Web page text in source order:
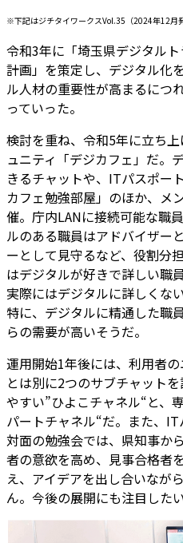
※下記はジチタイワークスVol.35（2024年12月
令和3年に「埼玉県デジタル
計画」を策定し、デジタル化
ル人材の重要性が高まるにつ
っていった。
検討を重ね、令和5年に立ち
ュニティ「デジカフェ」だ。
きるチャットや、ITパスポー
カフェ勉強部屋」のほか、メ
催。庁内LANに接続可能な職
ルのある職員はアドバイザー
ーとして見守るなど、役割分
はデジタルが好きで詳しい職
実際にはデジタルに詳しくな
特に、デジタルに精通した職
らの需要が高いそうだ。
運用開始1年後には、利用者
とは別に2つのサブチャット
やすい”ひよこチャネル“と、
パートチャネル“だ。また、
対面の勉強会では、県知事か
者の意欲を高め、見事合格者
え、アイデアを出し合いなが
ん。今後の展開にも注目したい